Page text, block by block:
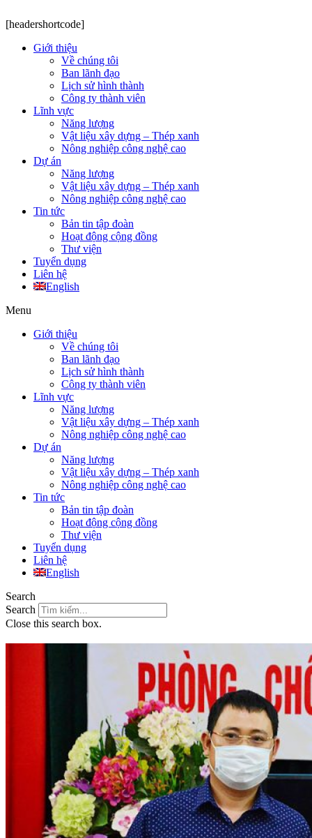
[headershortcode]
Giới thiệu
Về chúng tôi
Ban lãnh đạo
Lịch sử hình thành
Công ty thành viên
Lĩnh vực
Năng lượng
Vật liệu xây dựng – Thép xanh
Nông nghiệp công nghệ cao
Dự án
Năng lượng
Vật liệu xây dựng – Thép xanh
Nông nghiệp công nghệ cao
Tin tức
Bản tin tập đoàn
Hoạt động cộng đồng
Thư viện
Tuyển dụng
Liên hệ
English
Menu
Giới thiệu
Về chúng tôi
Ban lãnh đạo
Lịch sử hình thành
Công ty thành viên
Lĩnh vực
Năng lượng
Vật liệu xây dựng – Thép xanh
Nông nghiệp công nghệ cao
Dự án
Năng lượng
Vật liệu xây dựng – Thép xanh
Nông nghiệp công nghệ cao
Tin tức
Bản tin tập đoàn
Hoạt động cộng đồng
Thư viện
Tuyển dụng
Liên hệ
English
Search
Search
Close this search box.